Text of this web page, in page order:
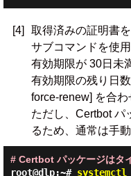
[4]
取得済みの証明書
サブコマンドを使用
有効期限が 30日未
有効期限の残り日
force-renew] を合わ
ただし、Certbot パ
るため、通常は手
# Certbot パッケージはタ
root@dlp:~# systemctl